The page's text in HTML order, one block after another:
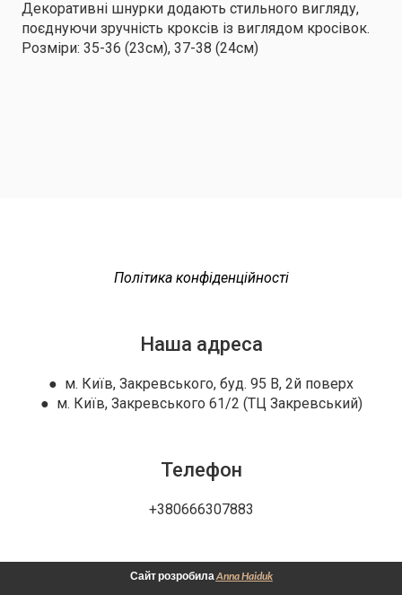
Декоративні шнурки додають стильного вигляду,
поєднуючи зручність кроксів із виглядом кросівок.
Розміри: 35-36 (23см), 37-38 (24см)
Політика конфіденційності
Наша адреса
● м. Київ, Закревського, буд. 95 В, 2й поверх
● м. Київ, Закревського 61/2 (ТЦ Закревський)
Телефон
+380666307883
Сайт розробилаAnna Haiduk